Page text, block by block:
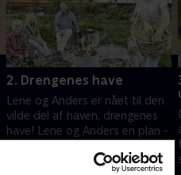
2. Drengenes have
Lene og Anders er nået til den
vilde del af haven, drengenes
have! Lene og Anders en plan -
er taget på weekend hos
16. april 2019 • 30 min